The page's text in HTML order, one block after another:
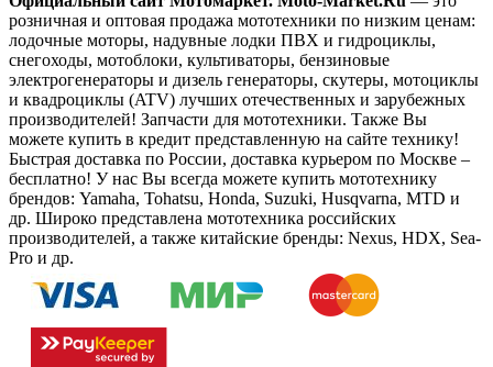
розничная и оптовая продажа мототехники по низким ценам:
лодочные моторы, надувные лодки ПВХ и гидроциклы,
снегоходы, мотоблоки, культиваторы, бензиновые
электрогенераторы и дизель генераторы, скутеры, мотоциклы
и квадроциклы (ATV) лучших отечественных и зарубежных
производителей! Запчасти для мототехники. Также Вы
можете купить в кредит представленную на сайте технику!
Быстрая доставка по России, доставка курьером по Москве –
бесплатно! У нас Вы всегда можете купить мототехнику
брендов: Yamaha, Tohatsu, Honda, Suzuki, Husqvarna, MTD и
др. Широко представлена мототехника российских
производителей, а также китайские бренды: Nexus, HDX, Sea-
Pro и др.